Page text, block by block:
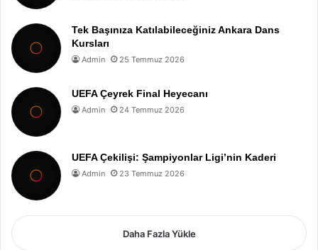
Tek Başınıza Katılabileceğiniz Ankara Dans
Kursları
Admin 25 Temmuz 2026
UEFA Çeyrek Final Heyecanı
Admin 24 Temmuz 2026
UEFA Çekilişi: Şampiyonlar Ligi’nin Kaderi
Admin 23 Temmuz 2026
Daha Fazla Yükle